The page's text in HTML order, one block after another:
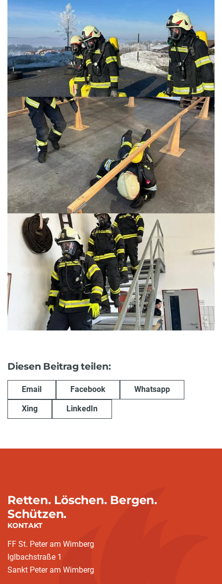
Diesen Beitrag teilen:
Email Facebook Whatsapp
Xing LinkedIn
Retten. Löschen. Bergen.
Schützen.
KONTAKT
FF St. Peter am Wimberg
Iglbachstraße 1
Sankt Peter am Wimberg